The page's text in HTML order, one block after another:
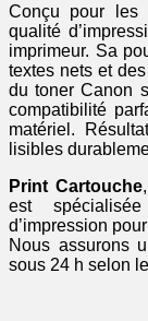
Conçu pour les
qualité
imprimeur. Sa
textes nets et
du toner Canon
compatibilité
matériel.
lisibles
Print Cartouche
est
d’impression
Nous assurons
sous 24 h selon